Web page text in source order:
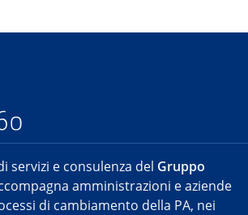
servizi e consulenza del Gruppo
amministrazioni e aziende
di cambiamento della PA, nei